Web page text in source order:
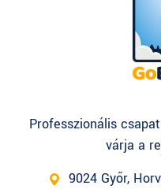
Professzionális
várja a
9024 Győr,